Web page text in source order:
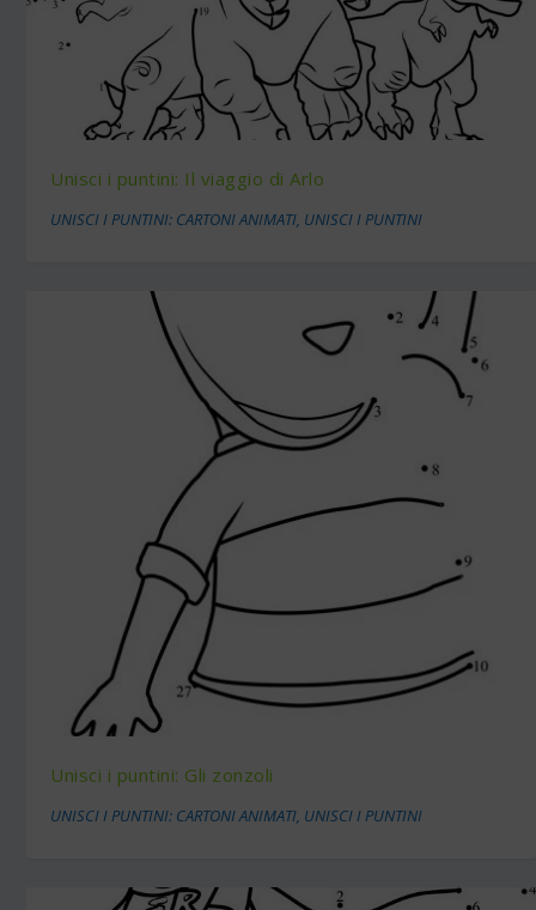
Unisci i puntini: Il viaggio di Arlo
UNISCI I PUNTINI: CARTONI ANIMATI, UNISCI I PUNTINI
Unisci i puntini: Gli zonzoli
UNISCI I PUNTINI: CARTONI ANIMATI, UNISCI I PUNTINI